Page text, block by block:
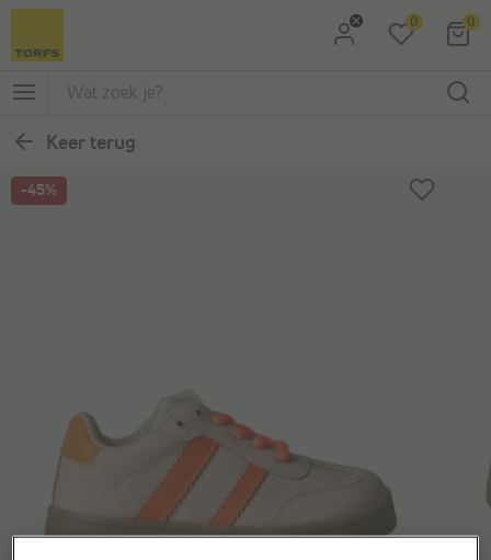
Ga naar Hoofdmenu
0 0
Keer terug
-45%